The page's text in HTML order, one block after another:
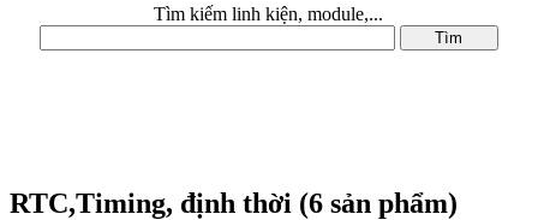
Tìm kiếm linh kiện, module,...
RTC,Timing, định thời (6 sản phẩm)